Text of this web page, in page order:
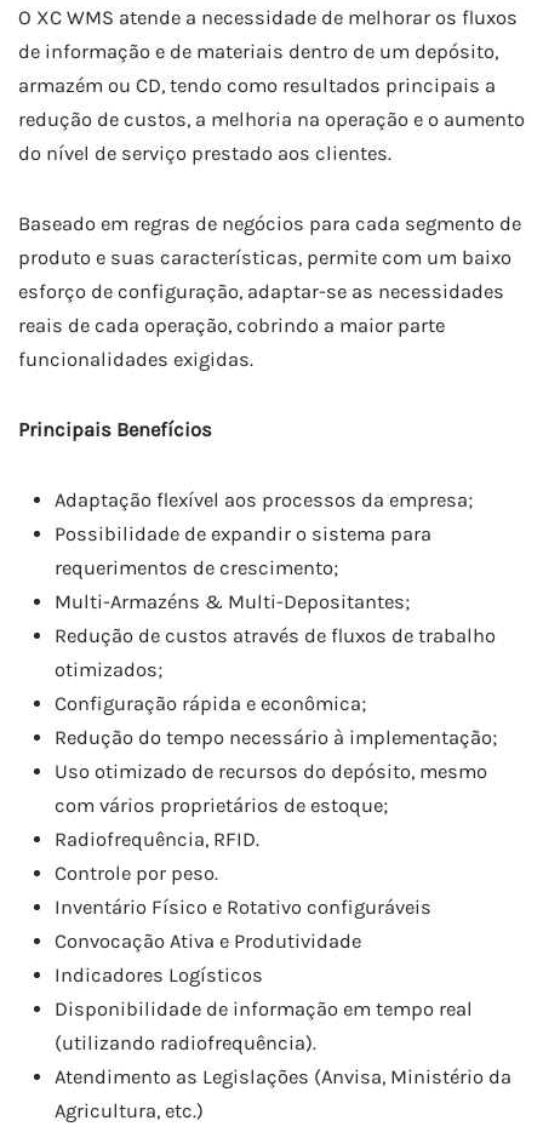
O XC WMS atende a necessidade de melhorar os fluxos
de informação e de materiais dentro de um depósito,
armazém ou CD, tendo como resultados principais a
redução de custos, a melhoria na operação e o aumento
do nível de serviço prestado aos clientes.
Baseado em regras de negócios para cada segmento de
produto e suas características, permite com um baixo
esforço de configuração, adaptar-se as necessidades
reais de cada operação, cobrindo a maior parte
funcionalidades exigidas.
Principais Benefícios
Adaptação flexível aos processos da empresa;
Possibilidade de expandir o sistema para
requerimentos de crescimento;
Multi-Armazéns & Multi-Depositantes;
Redução de custos através de fluxos de trabalho
otimizados;
Configuração rápida e econômica;
Redução do tempo necessário à implementação;
Uso otimizado de recursos do depósito, mesmo
com vários proprietários de estoque;
Radiofrequência, RFID.
Controle por peso.
Inventário Físico e Rotativo configuráveis
Convocação Ativa e Produtividade
Indicadores Logísticos
Disponibilidade de informação em tempo real
(utilizando radiofrequência).
Atendimento as Legislações (Anvisa, Ministério da
Agricultura, etc.)